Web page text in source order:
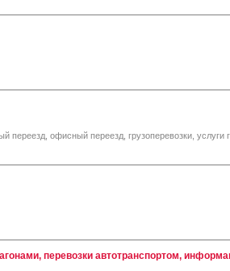
офисный переезд, грузоперевозки, услуги
перевозки автотранспортом,